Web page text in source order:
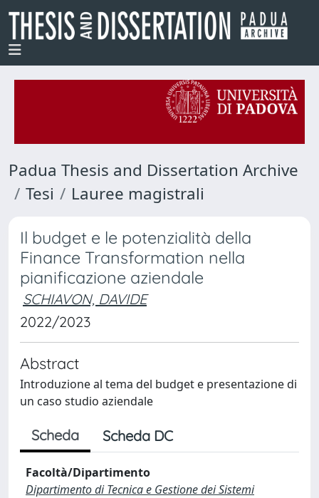
Padua Thesis and Dissertation Archive
Tesi
Lauree magistrali
Il budget e le potenzialità della
Finance Transformation nella
pianificazione aziendale
SCHIAVON, DAVIDE
2022/2023
Abstract
Introduzione al tema del budget e presentazione di
un caso studio aziendale
Scheda Scheda DC
Facoltà/Dipartimento
Dipartimento di Tecnica e Gestione dei Sistemi